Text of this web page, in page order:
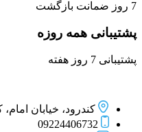
7 روز ضمانت بازگشت
پشتیبانی همه روزه
پشتیبانی 7 روز هفته
کندرود، خیابان امام،
09224406732